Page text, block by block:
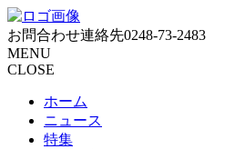
お問合わせ連絡先0248-73-2483
MENU
CLOSE
ホーム
ニュース
特集